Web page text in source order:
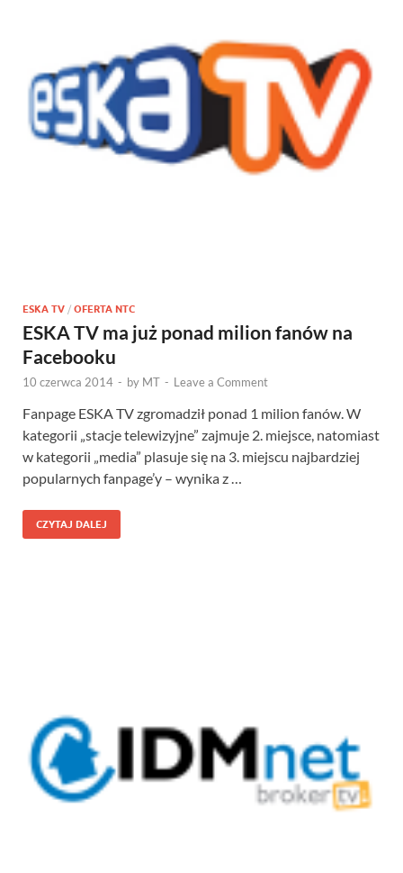
ESKA TV / OFERTA NTC
ESKA TV ma już ponad milion fanów na
Facebooku
10 czerwca 2014 - by MT - Leave a Comment
Fanpage ESKA TV zgromadził ponad 1 milion fanów. W
kategorii „stacje telewizyjne” zajmuje 2. miejsce, natomiast
w kategorii „media” plasuje się na 3. miejscu najbardziej
popularnych fanpage’y – wynika z …
CZYTAJ DALEJ